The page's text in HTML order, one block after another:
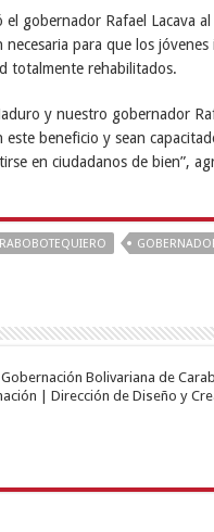
gobernador Rafael Lacava
para que los
totalmente rehabilitados.
y nuestro gobernador
beneficio y sean
en ciudadanos de bien”,
Bolivariana de
| Dirección de Diseño y